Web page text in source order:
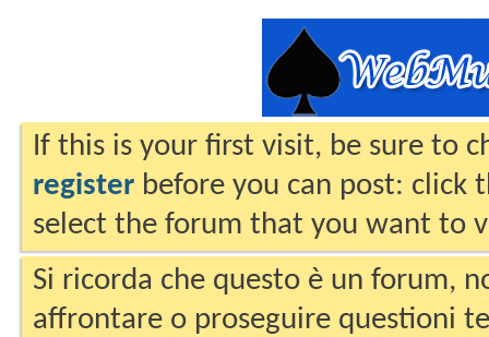
If this is your first visit, be sure to
register before you can post: click
select the forum that you want to
Si ricorda che questo è un forum,
affrontare o proseguire questioni